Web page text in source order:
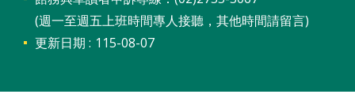
(週一至週五上班時間專人接聽，其他時間請留言)
更新日期
115-08-07